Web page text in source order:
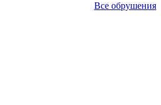
Все обрушения